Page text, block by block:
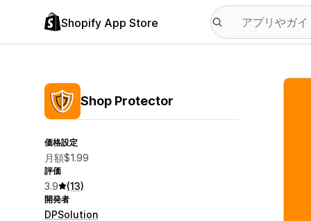
Shopify App Store
Shop Protector
価格設定
月額$1.99
評価
3.9 (13)
開発者
DPSolution
特集